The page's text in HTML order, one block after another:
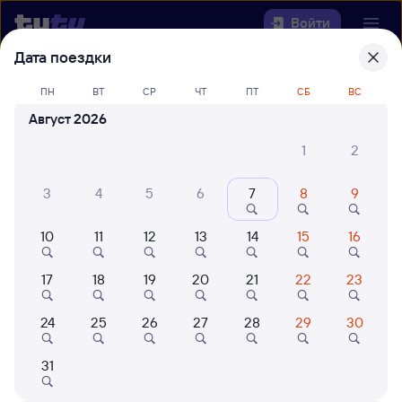
Войти
Выберите день, чтобы найтиж/д
билеты Шафраново — Кинель
42 млн путешествуют с
Когда
Кто едет
Дата поездки
ПН ВТ СР ЧТ ПТ СБ ВС
Август 2026
1
2
3 4 5 6 7 8 9
10 11 12 13 14 15 16
17 18 19 20 21 22 23
24 25 26 27 28 29 30
31